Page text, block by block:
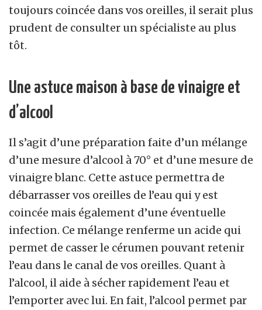
toujours coincée dans vos oreilles, il serait plus
prudent de consulter un spécialiste au plus
tôt.
Une astuce maison à base de vinaigre et
d’alcool
Il s’agit d’une préparation faite d’un mélange
d’une mesure d’alcool à 70° et d’une mesure de
vinaigre blanc. Cette astuce permettra de
débarrasser vos oreilles de l’eau qui y est
coincée mais également d’une éventuelle
infection. Ce mélange renferme un acide qui
permet de casser le cérumen pouvant retenir
l’eau dans le canal de vos oreilles. Quant à
l’alcool, il aide à sécher rapidement l’eau et
l’emporter avec lui. En fait, l’alcool permet par